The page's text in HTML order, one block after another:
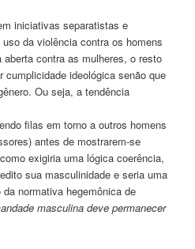
iniciativas separatistas e
da violência contra os homens
contra as mulheres, o resto
cumplicidade ideológica senão que
Ou seja, a tendência
filas em torno a outros homens
antes de mostrarem-se
exigiria uma lógica coerência,
sua masculinidade e seria uma
normativa hegemônica de
masculina deve permanecer